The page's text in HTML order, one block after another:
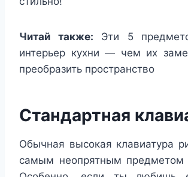
Читай также: Эти 5
интерьер кухни — чем их
преобразить пространство
Стандартная
Обычная высокая клавиатура
самым неопрятным предметом